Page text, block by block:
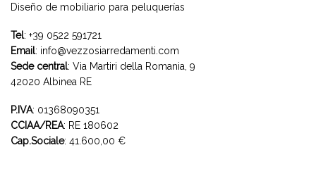
Diseño de mobiliario para peluquerías
Tel: +39 0522 591721
Email: info@vezzosiarredamenti.com
Sede central: Via Martiri della Romania, 9
42020 Albinea RE
P.IVA: 01368090351
CCIAA/REA: RE 180602
Cap.Sociale: 41.600,00 €